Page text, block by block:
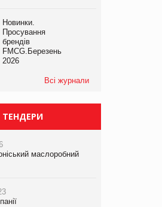
Новинки.
Просування
брендів
FMCG.Березень
2026
Всі журнали
ТЕНДЕРИ
маслоробний